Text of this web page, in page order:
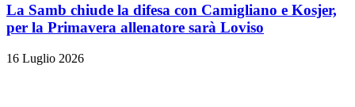
La Samb chiude la difesa con Camigliano e Kosjer,
per la Primavera allenatore sarà Loviso
16 Luglio 2026